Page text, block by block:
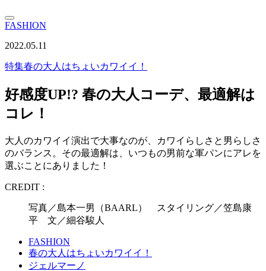
FASHION
2022.05.11
特集春の大人はちょいカワイイ！
好感度UP!? 春の大人コーデ、最適解は
コレ！
大人のカワイイ演出で大事なのが、カワイらしさと男らしさ
のバランス。その最適解は、いつもの男前な軍パンにアレを
選ぶことにありました！
CREDIT :
写真／島本一男（BAARL） スタイリング／笠島康
平 文／細谷駿人
FASHION
春の大人はちょいカワイイ！
ジェルマーノ